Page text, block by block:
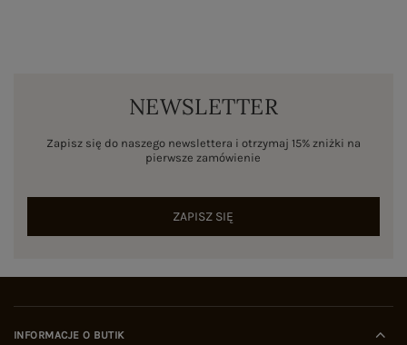
NEWSLETTER
Zapisz się do naszego newslettera i otrzymaj 15% zniżki na
pierwsze zamówienie
ZAPISZ SIĘ
INFORMACJE O BUTIK